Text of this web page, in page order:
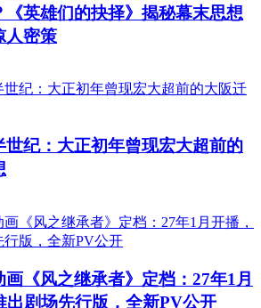
《英雄们的抉择》揭秘幕末思想
人密策
世纪：大正初年曾现宏大超前的
《风之继承者》定档：27年1月
出剧场先行版，全新PV公开